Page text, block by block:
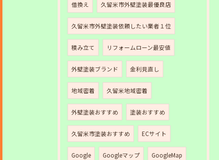
借換え 久留米市外壁塗装最優良店
久留米市外壁塗装依頼したい業者１位
積み立て リフォームローン最安値
外壁塗装ブランド 金利見直し
地域密着 久留米地域密着
外壁塗装おすすめ 塗装おすすめ
久留米市塗装おすすめ ECサイト
Google Googleマップ GoogleMap